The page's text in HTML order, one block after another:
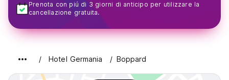
Prenota con piú di 3 giorni di anticipo per utilizzare la
cancellazione gratuita.
Hotel Germania Boppard